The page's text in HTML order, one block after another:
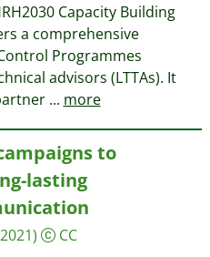
Capacity Building
a comprehensive
Programmes
advisors (LTTAs). It
... more
to
lasting
CC